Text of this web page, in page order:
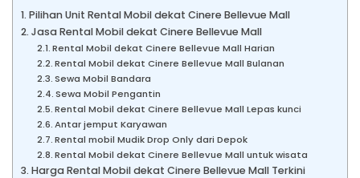
Pilihan Unit Rental Mobil dekat Cinere Bellevue Mall
Jasa Rental Mobil dekat Cinere Bellevue Mall
Rental Mobil dekat Cinere Bellevue Mall Harian
Rental Mobil dekat Cinere Bellevue Mall Bulanan
Sewa Mobil Bandara
Sewa Mobil Pengantin
Rental Mobil dekat Cinere Bellevue Mall Lepas kunci
Antar jemput Karyawan
Rental mobil Mudik Drop Only dari Depok
Rental Mobil dekat Cinere Bellevue Mall untuk wisata
Harga Rental Mobil dekat Cinere Bellevue Mall Terkini